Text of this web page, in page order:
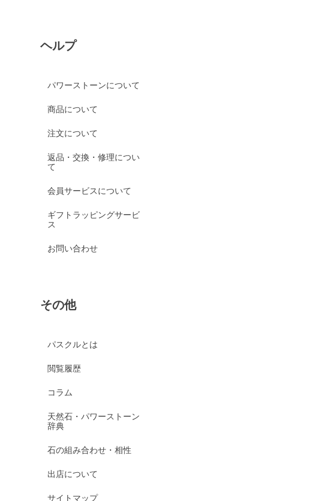
ヘルプ
パワーストーンについて
商品について
注文について
返品・交換・修理につい
て
会員サービスについて
ギフトラッピングサービ
ス
お問い合わせ
その他
パスクルとは
閲覧履歴
コラム
天然石・パワーストーン
辞典
石の組み合わせ・相性
出店について
サイトマップ